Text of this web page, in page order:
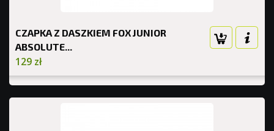
CZAPKA Z DASZKIEM FOX JUNIOR
ABSOLUTE...
129 zł